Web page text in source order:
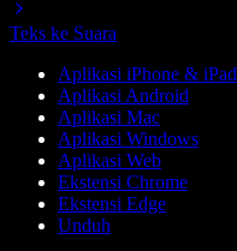
Teks ke Suara
Aplikasi iPhone & iPad
Aplikasi Android
Aplikasi Mac
Aplikasi Windows
Aplikasi Web
Ekstensi Chrome
Ekstensi Edge
Unduh